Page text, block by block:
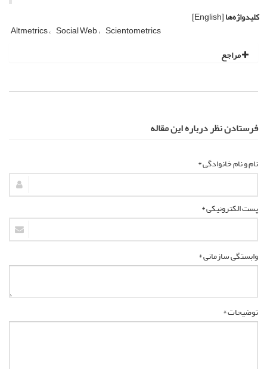
کلیدواژه‌ها[English]
Altmetrics Social Web Scientometrics
مراجع
فرستادن نظر درباره این مقاله
نام و نام خانوادگی *
پست الکترونیکی *
وابستگی سازمانی *
توضیحات *